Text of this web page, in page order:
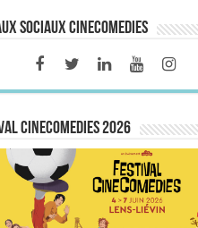
sociaux CineComedies
CINECOMEDIES 2026